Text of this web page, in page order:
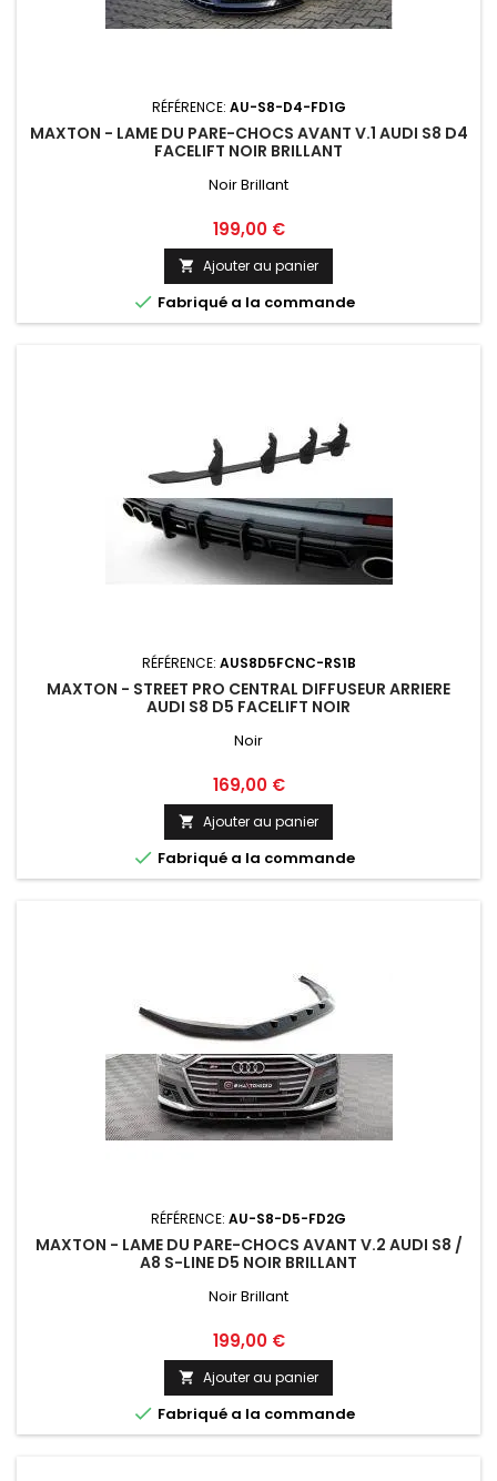
RÉFÉRENCE: AU-S8-D4-FD1G
MAXTON - LAME DU PARE-CHOCS AVANT V.1 AUDI S8 D4
FACELIFT NOIR BRILLANT
Noir Brillant
Prix
199,00 €
 Ajouter au panier
 Fabriqué a la commande
RÉFÉRENCE: AUS8D5FCNC-RS1B
MAXTON - STREET PRO CENTRAL DIFFUSEUR ARRIERE
AUDI S8 D5 FACELIFT NOIR
Noir
Prix
169,00 €
 Ajouter au panier
 Fabriqué a la commande
RÉFÉRENCE: AU-S8-D5-FD2G
MAXTON - LAME DU PARE-CHOCS AVANT V.2 AUDI S8 /
A8 S-LINE D5 NOIR BRILLANT
Noir Brillant
Prix
199,00 €
 Ajouter au panier
 Fabriqué a la commande